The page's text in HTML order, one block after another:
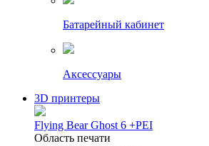
Батарейный кабинет
Аксессуары
3D принтеры
Flying Bear Ghost 6 +PEI
Область печати